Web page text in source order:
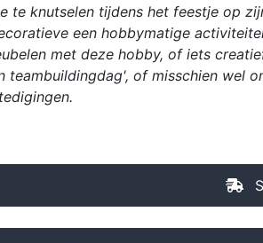
te knutselen tijdens het feestje op
een hobbymatige
met deze hobby, of iets
teambuildingdag', of misschien wel